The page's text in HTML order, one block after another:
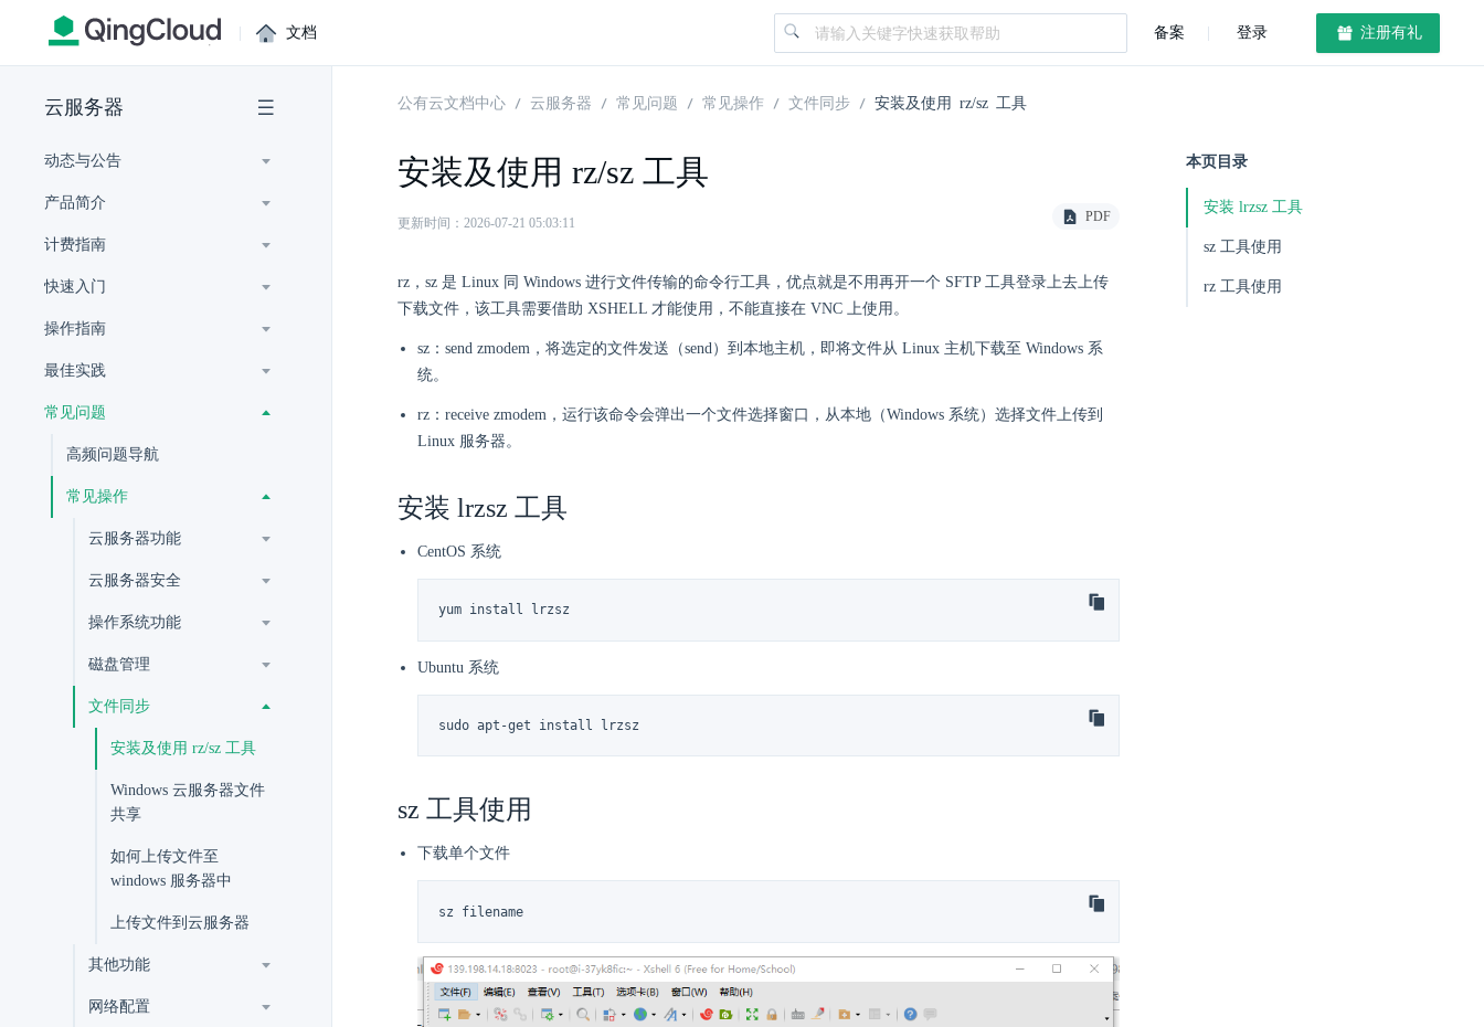
| 文档 备案 登录 注册有礼
云服务器
动态与公告
产品简介
计费指南
快速入门
操作指南
最佳实践
常见问题
高频问题导航
常见操作
云服务器功能
云服务器安全
操作系统功能
磁盘管理
文件同步
安装及使用 rz/sz 工具
Windows 云服务器文件
共享
如何上传文件至
windows 服务器中
上传文件到云服务器
其他功能
网络配置
公有云文档中心 云服务器 常见问题 常见操作 文件同步 安装及使用 rz/sz 工具
安装及使用 rz/sz 工具
更新时间：2026-07-21 05:03:11 PDF
rz，sz 是 Linux 同 Windows 进行文件传输的命令行工具，优点就是不用再开一个 SFTP 工具登录上去上传
下载文件，该工具需要借助 XSHELL 才能使用，不能直接在 VNC 上使用。
sz：send zmodem，将选定的文件发送（send）到本地主机，即将文件从 Linux 主机下载至 Windows 系
统。
rz：receive zmodem，运行该命令会弹出一个文件选择窗口，从本地（Windows 系统）选择文件上传到
Linux 服务器。
安装 lrzsz 工具
CentOS 系统
yum install lrzsz
Ubuntu 系统
sudo apt-get install lrzsz
sz 工具使用
下载单个文件
sz filename
本页目录
安装 lrzsz 工具
sz 工具使用
rz 工具使用